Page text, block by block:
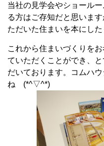
当社の見学会やショール
る方はご存知だと思いま
ただいた住まいを本にし
これから住まいづくりを
ていただくことができ、
だいております。コムハ
ね (*^▽^*)